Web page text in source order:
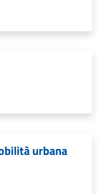
urbana